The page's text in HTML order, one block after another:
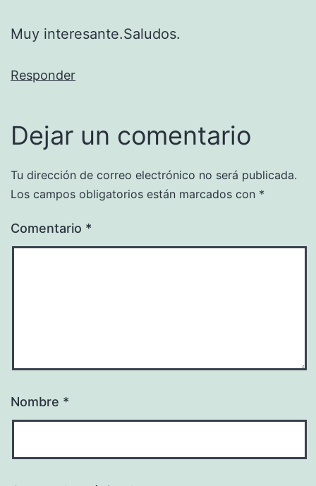
Muy interesante.Saludos.
Responder
Dejar un comentario
Tu dirección de correo electrónico no será publicada.
Los campos obligatorios están marcados con *
Comentario *
Nombre *